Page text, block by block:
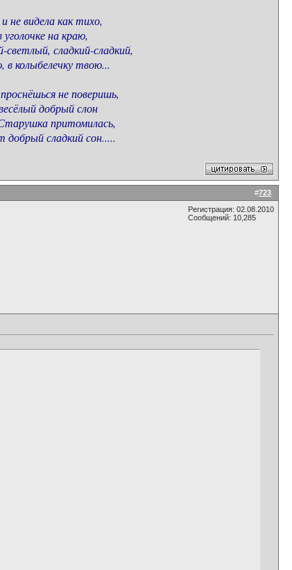
не видела как тихо,
на краю,
сладкий-сладкий,
в колыбелечку твою...
не поверишь,
добрый слон
притомилась,
сладкий сон.....
#723
Регистрация: 02.08.2010
Сообщений: 10,285